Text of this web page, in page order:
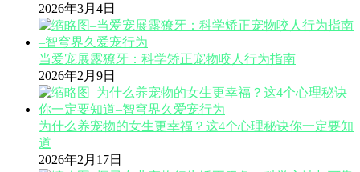
2026年3月4日
当爱宠展露獠牙：科学矫正宠物咬人行为指南
2026年2月9日
为什么养宠物的女生更幸福？这4个心理秘诀你一定要知
道
2026年2月17日